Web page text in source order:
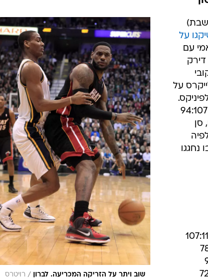
שוב ויתר על הזריקה המכריעה. לברון / רויטרס
על
עם
דירק
קובי
ב-1107:115 של הלייקרס על
בעוד שהקליפרס נכנעו 81:78 לפיניקס.
בוסטון רשמה ניצחון שלישי ברציפות עם 94:107
יוסטון, סן
בו נחגגו